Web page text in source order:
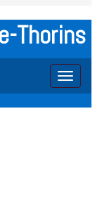
Thorins
Toggle